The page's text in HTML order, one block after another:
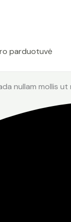
parduotuvė
nullam mollis